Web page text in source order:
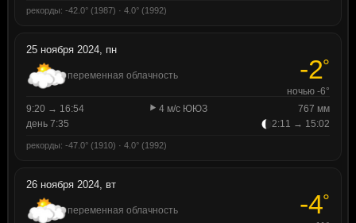
рекорды: -42.0° (1987) · 4.0° (1992)
25 ноября 2024, пн
переменная облачность -2°
ночью -6°
9:20 → 16:54
4 м/с ЮЮЗ
767 мм
день 7:35
2:11 → 15:02
рекорды: -47.0° (1910) · 4.0° (1992)
26 ноября 2024, вт
переменная облачность -4°